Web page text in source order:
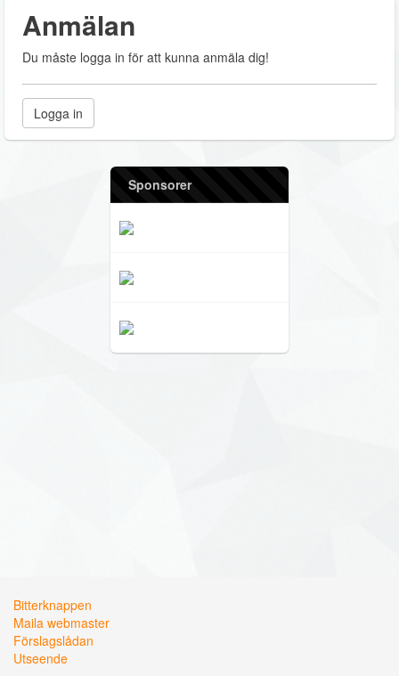
Anmälan
Du måste logga in för att kunna anmäla dig!
Logga in
Sponsorer
Bitterknappen
Maila webmaster
Förslagslådan
Utseende